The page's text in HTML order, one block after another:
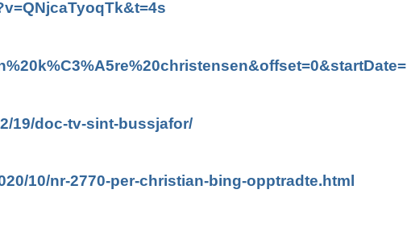
19/doc-tv-sint-bussjafor/
10/nr-2770-per-christian-bing-opptradte.html